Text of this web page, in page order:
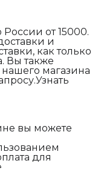
от 15000.
и
как только
Вы также
магазина
вы можете
для